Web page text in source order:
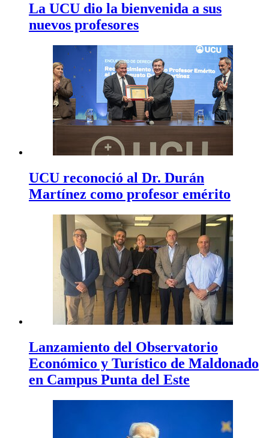
La UCU dio la bienvenida a sus
nuevos profesores
UCU reconoció al Dr. Durán
Martínez como profesor emérito
Lanzamiento del Observatorio
Económico y Turístico de Maldonado
en Campus Punta del Este